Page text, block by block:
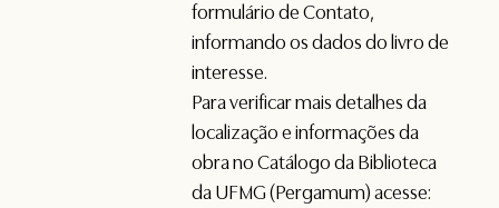
formulário deContato,
informando os dados do livro de
interesse.
Para verificar mais detalhes da
localização e informações da
obra no Catálogo da Biblioteca
da UFMG (Pergamum) acesse: